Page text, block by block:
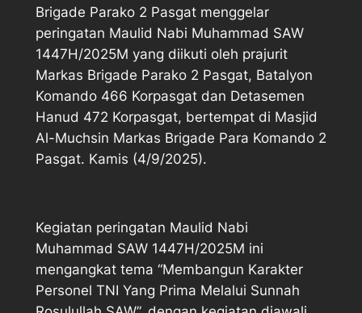
Brigade Parako 2 Pasgat menggelar
peringatan Maulid Nabi Muhammad SAW
1447H/2025M yang diikuti oleh prajurit
Markas Brigade Parako 2 Pasgat, Batalyon
Komando 466 Korpasgat dan Detasemen
Hanud 472 Korpasgat, bertempat di Masjid
Al-Muchsin Markas Brigade Para Komando 2
Pasgat. Kamis (4/9/2025).
Kegiatan peringatan Maulid Nabi
Muhammad SAW 1447H/2025M ini
mengangkat tema “Membangun Karakter
Personel TNI Yang Prima Melalui Sunnah